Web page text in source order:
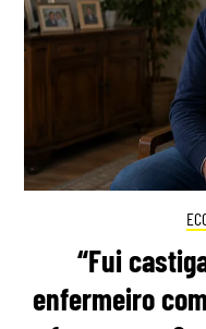
“Fui
enfermeiro